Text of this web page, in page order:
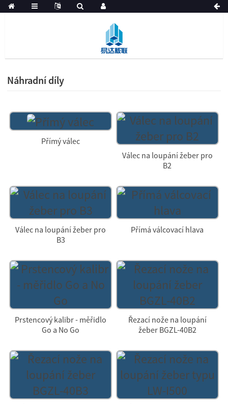
Náhradní díly
Přímý válec
Válec na loupání žeber pro
B2
Válec na loupání žeber pro
B3
Přímá válcovací hlava
Prstencový kalibr - měřidlo
Go a No Go
Řezací nože na loupání
žeber BGZL-40B2